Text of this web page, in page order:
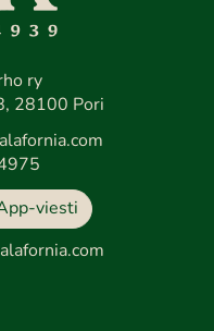
ry
28100 Pori
viesti